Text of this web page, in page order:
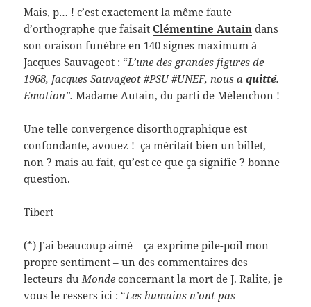
Mais, p… ! c’est exactement la même faute
d’orthographe que faisaitClémentine Autain dans
son oraison funèbre en 140 signes maximum à
Jacques Sauvageot : “L’une des grandes figures de
1968, Jacques Sauvageot #PSU #UNEF, nous aquitté.
Emotion”.Madame Autain, du parti de Mélenchon !
Une telle convergence disorthographique est
confondante, avouez ! ça méritait bien un billet,
non ? mais au fait, qu’est ce que ça signifie ? bonne
question.
Tibert
(*) J’ai beaucoup aimé – ça exprime pile-poil mon
propre sentiment – un des commentaires des
lecteurs du Monde concernant la mort de J. Ralite, je
vous le ressers ici : “Les humains n’ont pas